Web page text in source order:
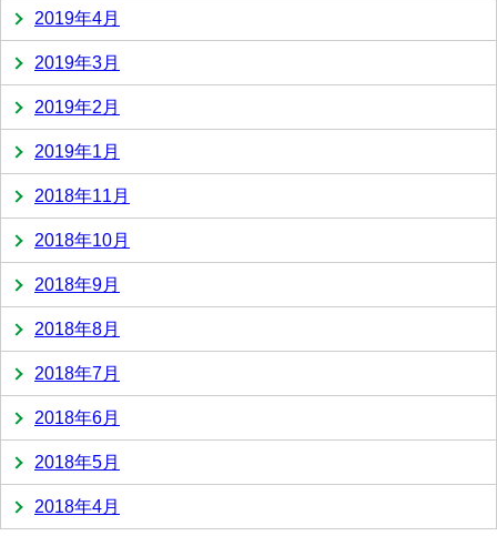
2019年4月
2019年3月
2019年2月
2019年1月
2018年11月
2018年10月
2018年9月
2018年8月
2018年7月
2018年6月
2018年5月
2018年4月